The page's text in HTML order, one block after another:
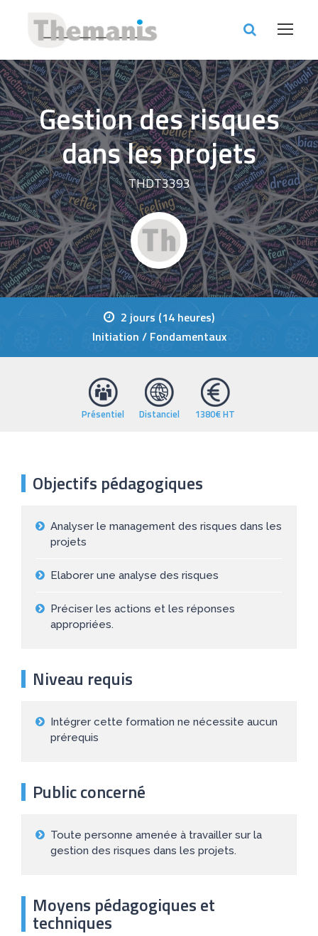
Gestion des risques
dans les projets
THDT3393
2 jours (14 heures)
Initiation / Fondamentaux
Présentiel Distanciel 1380€ HT
Objectifs pédagogiques
Analyser le management des risques dans les
projets
Elaborer une analyse des risques
Préciser les actions et les réponses
appropriées.
Niveau requis
Intégrer cette formation ne nécessite aucun
prérequis
Public concerné
Toute personne amenée à travailler sur la
gestion des risques dans les projets.
Moyens pédagogiques et
techniques